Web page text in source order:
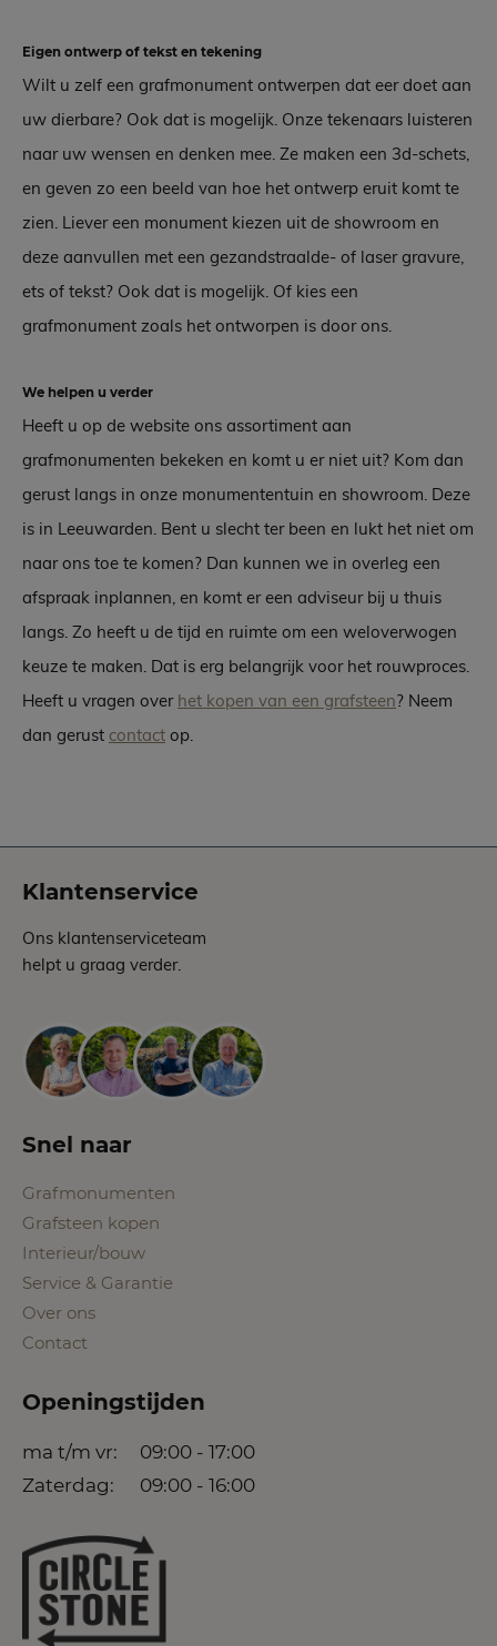
Eigen ontwerp of tekst en tekening
Wilt u zelf een grafmonument ontwerpen dat eer doet aan
uw dierbare? Ook dat is mogelijk. Onze tekenaars luisteren
naar uw wensen en denken mee. Ze maken een 3d-schets,
en geven zo een beeld van hoe het ontwerp eruit komt te
zien. Liever een monument kiezen uit de showroom en
deze aanvullen met een gezandstraalde- of laser gravure,
ets of tekst? Ook dat is mogelijk. Of kies een
grafmonument zoals het ontworpen is door ons.
We helpen u verder
Heeft u op de website ons assortiment aan
grafmonumenten bekeken en komt u er niet uit? Kom dan
gerust langs in onze monumententuin en showroom. Deze
is in Leeuwarden. Bent u slecht ter been en lukt het niet om
naar ons toe te komen? Dan kunnen we in overleg een
afspraak inplannen, en komt er een adviseur bij u thuis
langs. Zo heeft u de tijd en ruimte om een weloverwogen
keuze te maken. Dat is erg belangrijk voor het rouwproces.
Heeft u vragen over het kopen van een grafsteen? Neem
dan gerust contact op.
Klantenservice
Ons klantenserviceteam
helpt u graag verder.
Snel naar
Grafmonumenten
Grafsteen kopen
Interieur/bouw
Service & Garantie
Over ons
Contact
Openingstijden
ma t/m vr:
09:00 - 17:00
Zaterdag:
09:00 - 16:00